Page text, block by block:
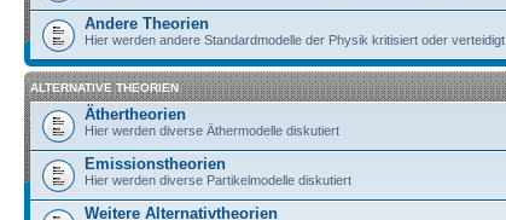
Andere Theorien
Hier werden andere Standardmodelle der Physik kritisiert oder verteidigt
ALTERNATIVE THEORIEN
Äthertheorien
Hier werden diverse Äthermodelle diskutiert
Emissionstheorien
Hier werden diverse Partikelmodelle diskutiert
Weitere Alternativtheorien